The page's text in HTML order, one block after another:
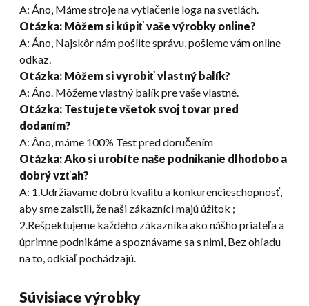
A: Áno, Máme stroje na vytlačenie loga na svetlách.
Otázka: Môžem si kúpiť vaše výrobky online?
A: Áno, Najskôr nám pošlite správu, pošleme vám online
odkaz.
Otázka: Môžem si vyrobiť vlastný balík?
A: Áno. Môžeme vlastný balík pre vaše vlastné.
Otázka: Testujete všetok svoj tovar pred
dodaním?
A: Áno, máme 100% Test pred doručením
Otázka: Ako si urobíte naše podnikanie dlhodobo a
dobrý vzťah?
A: 1.Udržiavame dobrú kvalitu a konkurencieschopnosť,
aby sme zaistili, že naši zákazníci majú úžitok ;
2.Rešpektujeme každého zákazníka ako nášho priateľa a
úprimne podnikáme a spoznávame sa s nimi, Bez ohľadu
na to, odkiaľ pochádzajú.
Súvisiace výrobky